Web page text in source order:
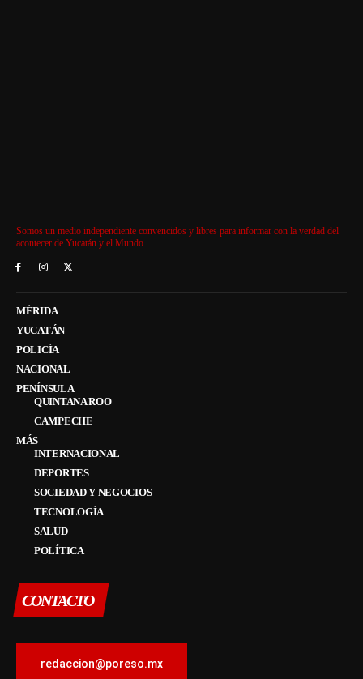
Somos un medio independiente convencidos y libres para informar con la verdad del
acontecer de Yucatán y el Mundo.
MÉRIDA
YUCATÁN
POLICÍA
NACIONAL
PENÍNSULA
QUINTANA ROO
CAMPECHE
MÁS
INTERNACIONAL
DEPORTES
SOCIEDAD Y NEGOCIOS
TECNOLOGÍA
SALUD
POLÍTICA
CONTACTO
redaccion@poreso.mx